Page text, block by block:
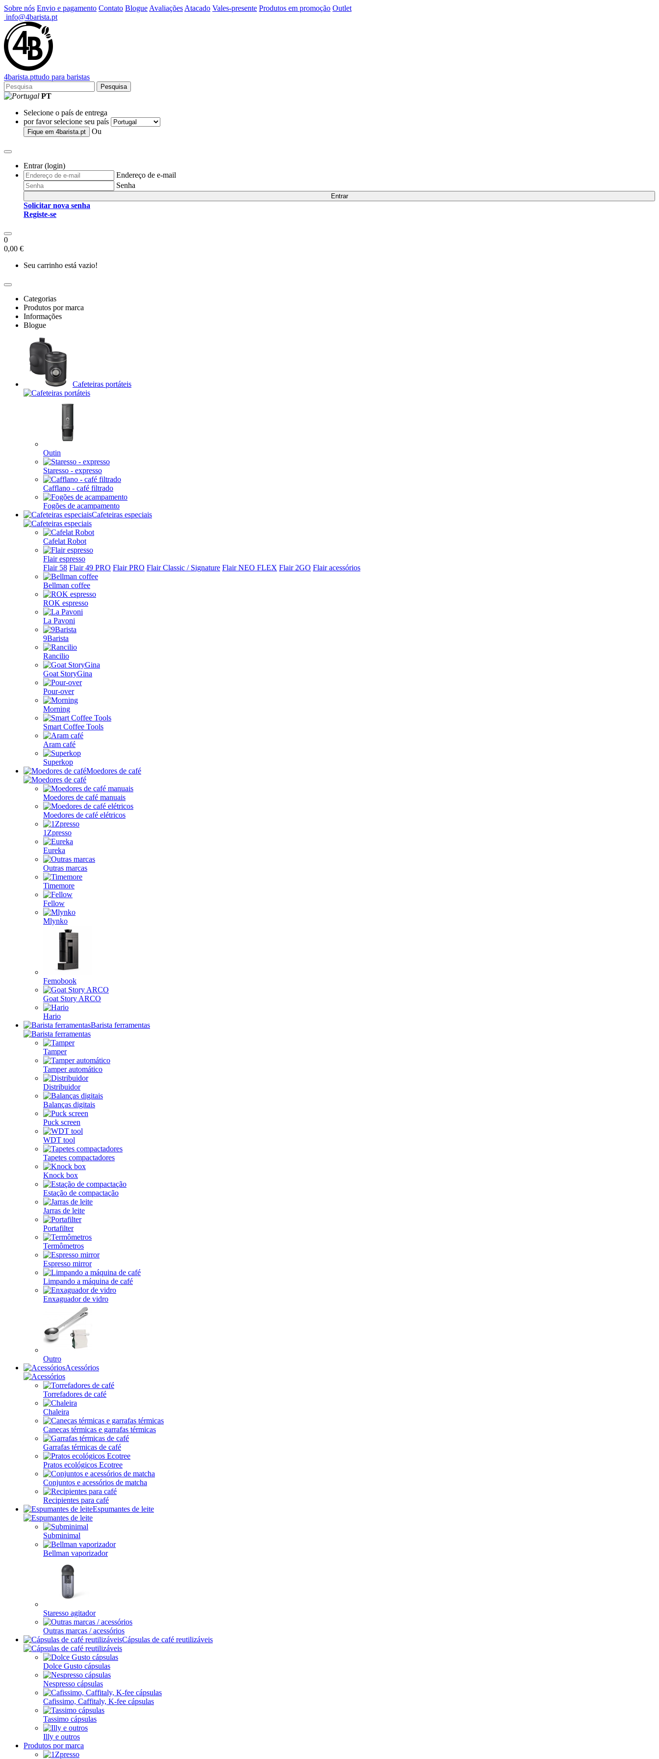
Sobre nós Envio e pagamento Contato Blogue Avaliações Atacado Vales-presente Produtos em promoção Outlet
info@4barista.pt
4barista.pttudo para baristas
Pesquisa
PT
Selecione o país de entrega
por favor selecione seu país
Fique em 4barista.pt Ou
Entrar (login)
Endereço de e-mail
Senha
Entrar
Solicitar nova senha
Registe-se
0
0,00 €
Seu carrinho está vazio!
Categorias
Produtos por marca
Informações
Blogue
Cafeteiras portáteis
Outin
Staresso - expresso
Cafflano - café filtrado
Fogões de acampamento
Cafeteiras especiais
Cafelat Robot
Flair espresso
Flair 58 Flair 49 PRO Flair PRO Flair Classic / Signature Flair NEO FLEX Flair 2GO Flair acessórios
Bellman coffee
ROK espresso
La Pavoni
9Barista
Rancilio
Goat StoryGina
Pour-over
Morning
Smart Coffee Tools
Aram café
Superkop
Moedores de café
Moedores de café manuais
Moedores de café elétricos
1Zpresso
Eureka
Outras marcas
Timemore
Fellow
Mlynko
Femobook
Goat Story ARCO
Hario
Barista ferramentas
Tamper
Tamper automático
Distribuidor
Balanças digitais
Puck screen
WDT tool
Tapetes compactadores
Knock box
Estação de compactação
Jarras de leite
Portafilter
Termômetros
Espresso mirror
Limpando a máquina de café
Enxaguador de vidro
Outro
Acessórios
Torrefadores de café
Chaleira
Canecas térmicas e garrafas térmicas
Garrafas térmicas de café
Pratos ecológicos Ecotree
Conjuntos e acessórios de matcha
Recipientes para café
Espumantes de leite
Subminimal
Bellman vaporizador
Staresso agitador
Outras marcas / acessórios
Cápsulas de café reutilizáveis
Dolce Gusto cápsulas
Nespresso cápsulas
Cafissimo, Caffitaly, K-fee cápsulas
Tassimo cápsulas
Illy e outros
Produtos por marca